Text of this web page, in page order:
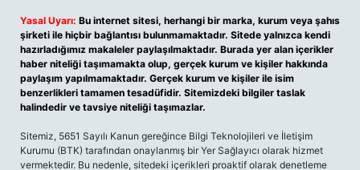
Yasal Uyarı: Bu internet sitesi, herhangi bir marka, kurum veya şahıs
şirketi ile hiçbir bağlantısı bulunmamaktadır. Sitede yalnızca kendi
hazırladığımız makaleler paylaşılmaktadır. Burada yer alan içerikler
haber niteliği taşımamakta olup, gerçek kurum ve kişiler hakkında
paylaşım yapılmamaktadır. Gerçek kurum ve kişiler ile isim
benzerlikleri tamamen tesadüfidir. Sitemizdeki bilgiler taslak
halindedir ve tavsiye niteliği taşımazlar.
Sitemiz, 5651 Sayılı Kanun gereğince Bilgi Teknolojileri ve İletişim
Kurumu (BTK) tarafından onaylanmış bir Yer Sağlayıcı olarak hizmet
vermektedir. Bu nedenle, sitedeki içerikleri proaktif olarak denetleme